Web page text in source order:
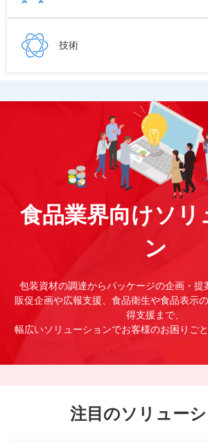
技術
食品業界向けソリ
ン
包装資材の調達からパッケージの企画・提
販促企画や広報支援、食品衛生や食品表示
得支援まで、
幅広いソリューションでお客様のお困りご
注目のソリュー